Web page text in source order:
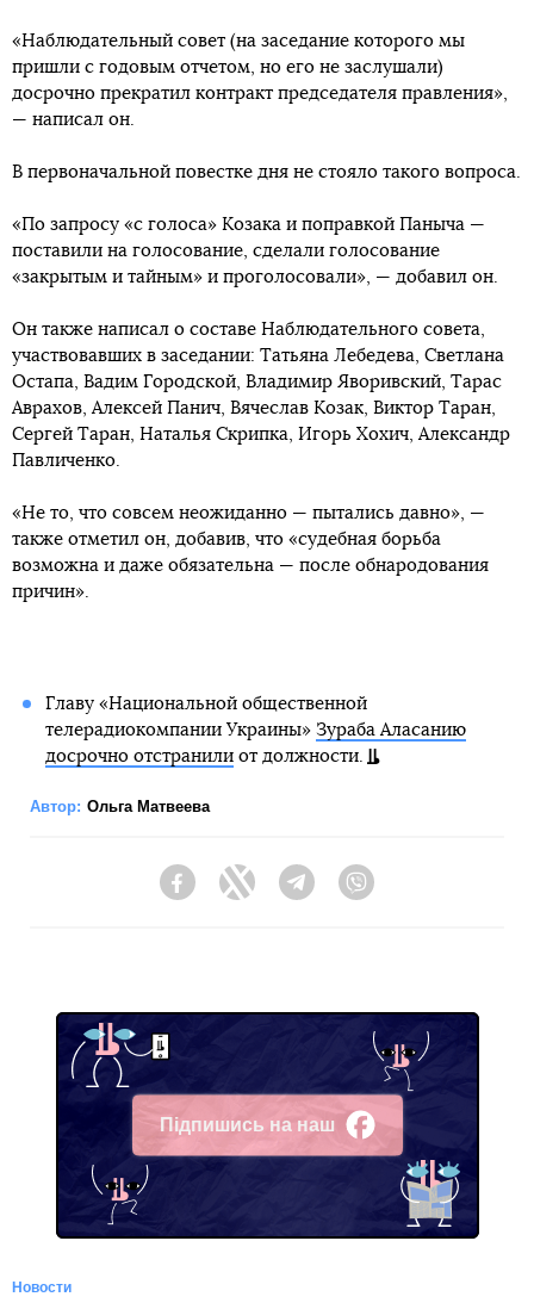
«Наблюдательный совет (на заседание которого мы
пришли с годовым отчетом, но его не заслушали)
досрочно прекратил контракт председателя правления»,
— написал он.
В первоначальной повестке дня не стояло такого вопроса.
«По запросу «с голоса» Козака и поправкой Паныча —
поставили на голосование, сделали голосование
«закрытым и тайным» и проголосовали», — добавил он.
Он также написал о составе Наблюдательного совета,
участвовавших в заседании: Татьяна Лебедева, Светлана
Остапа, Вадим Городской, Владимир Яворивский, Тарас
Аврахов, Алексей Панич, Вячеслав Козак, Виктор Таран,
Сергей Таран, Наталья Скрипка, Игорь Хохич, Александр
Павличенко.
«Не то, что совсем неожиданно — пытались давно», —
также отметил он, добавив, что «судебная борьба
возможна и даже обязательна — после обнародования
причин».
Главу «Национальной общественной
телерадиокомпании Украины» Зураба Аласанию
досрочно отстранилиот должности.
Автор: Ольга Матвеева
FacebookTwitter Telegram
Підпишись на наш
Facebook
Новости